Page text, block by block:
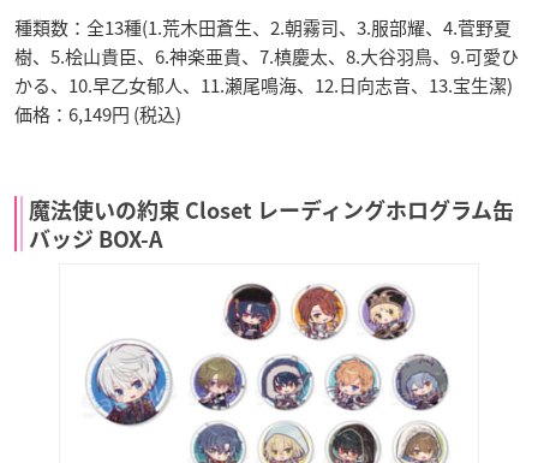
種類数：全13種(1.荒木田蒼生、2.朝霧司、3.服部耀、4.菅野夏
樹、5.桧山貴臣、6.神楽亜貴、7.槙慶太、8.大谷羽鳥、9.可愛ひ
かる、10.早乙女郁人、11.瀬尾鳴海、12.日向志音、13.宝生潔)
価格：6,149円 (税込)
魔法使いの約束 Closet レーディングホログラム缶
バッジ BOX-A